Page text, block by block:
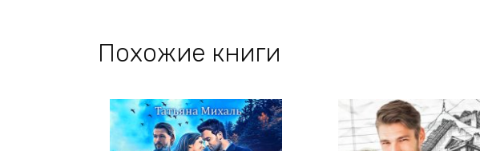
Похожие книги